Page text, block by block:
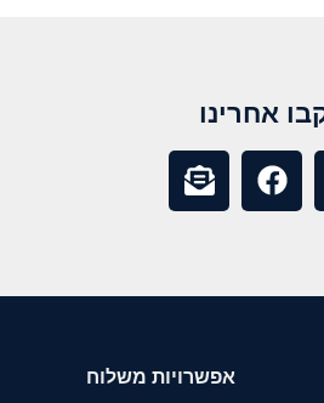
אחרינו
אפשרויות משלוח